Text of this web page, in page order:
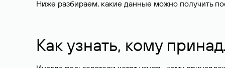
Ниже разбираем, какие данные можно получить
Как узнать, кому